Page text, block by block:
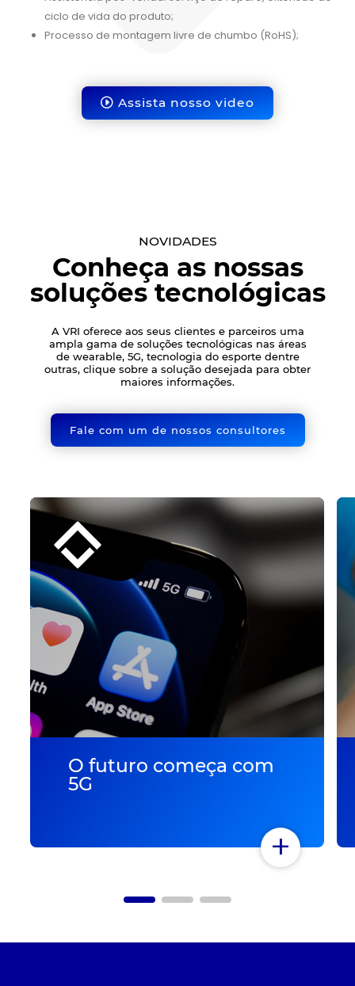
ciclo de vida do produto;
Processo de montagem livre de chumbo (RoHS);
Assista nosso video
NOVIDADES
Conheça as nossas
soluções tecnológicas
A VRI oferece aos seus clientes e parceiros uma
ampla gama de soluções tecnológicas nas áreas
de wearable, 5G, tecnologia do esporte dentre
outras, clique sobre a solução desejada para obter
maiores informações.
Fale com um de nossos consultores
O futuro começa com
5G
+